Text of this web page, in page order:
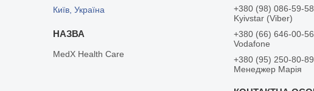
Київ, Україна
MedX Health Care
+380 (98) 086-59-58
Kyivstar (Viber)
+380 (66) 646-00-56
Vodafone
+380 (95) 250-80-89
Менеджер Марія